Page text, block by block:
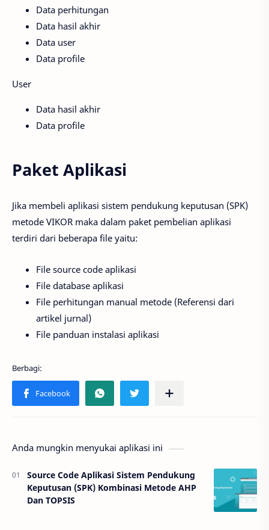
Data perhitungan
Data hasil akhir
Data user
Data profile
User
Data hasil akhir
Data profile
Paket Aplikasi
Jika membeli aplikasi sistem pendukung keputusan (SPK)
metode VIKOR maka dalam paket pembelian aplikasi
terdiri dari beberapa file yaitu:
File source code aplikasi
File database aplikasi
File perhitungan manual metode (Referensi dari
artikel jurnal)
File panduan instalasi aplikasi
Anda mungkin menyukai aplikasi ini
Source Code Aplikasi Sistem Pendukung
Keputusan (SPK) Kombinasi Metode AHP
Dan TOPSIS